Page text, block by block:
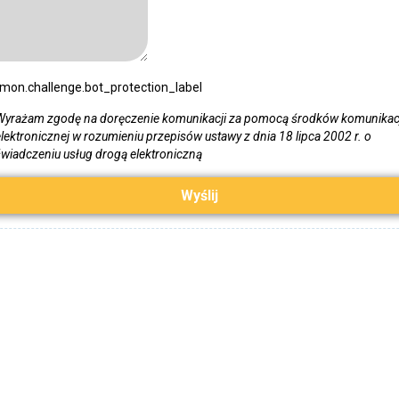
zgodę na doręczenie komunikacji za pomocą środków
w rozumieniu przepisów ustawy z dnia 18 lipca 2002 r. o
usług drogą elektroniczną
Wyślij